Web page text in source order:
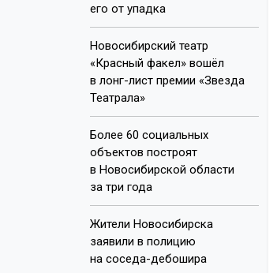
его от упадка
Новосибирский театр
«Красный факел» вошёл
в лонг-лист премии «Звезда
Театрала»
Более 60 социальных
объектов построят
в Новосибирской области
за три года
Жители Новосибирска
заявили в полицию
на соседа-дебошира